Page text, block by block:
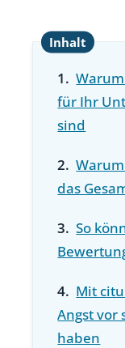
für Ihr
sind
das
So
Mit
Angst vor
haben